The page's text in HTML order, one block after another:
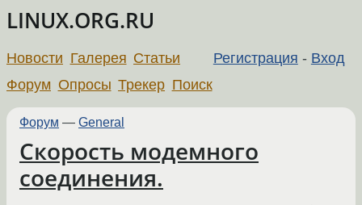
LINUX.ORG.RU
Регистрация - Вход
Новости Галерея Статьи
Форум Опросы Трекер Поиск
Форум — General
Скорость модемного
соединения.